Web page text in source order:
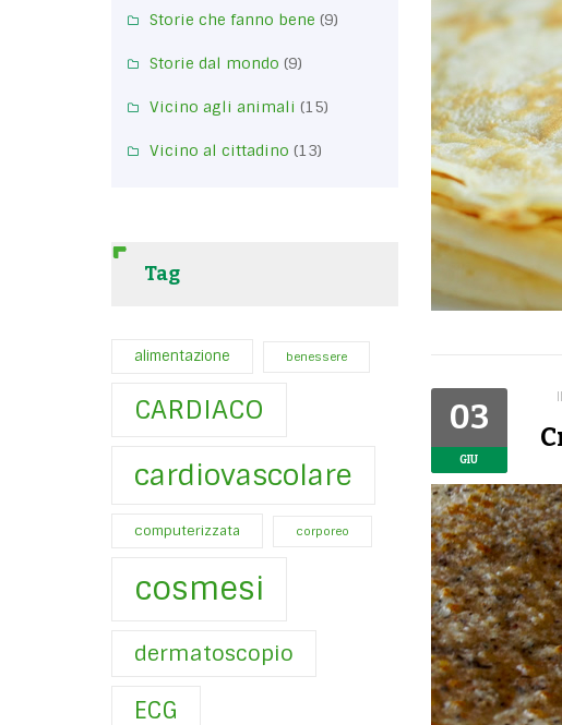
Storie che fanno bene (9)
Storie dal mondo (9)
Vicino agli animali (15)
Vicino al cittadino (13)
Tag
alimentazione benessere
CARDIACO
cardiovascolare
computerizzata corporeo
cosmesi
dermatoscopio
ECG
03
GIU